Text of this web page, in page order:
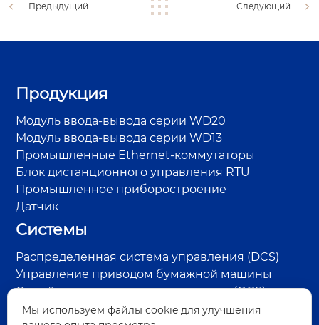
Предыдущий Следующий
Продукция
Модуль ввода-вывода серии WD20
Модуль ввода-вывода серии WD13
Промышленные Ethernet-коммутаторы
Блок дистанционного управления RTU
Промышленное приборостроение
Датчик
Системы
Распределенная система управления (DCS)
Управление приводом бумажной машины
Онлайн-система контроля качества (QCS)
Система управления RTU на нефтепромысле
Мы используем файлы cookie для улучшения